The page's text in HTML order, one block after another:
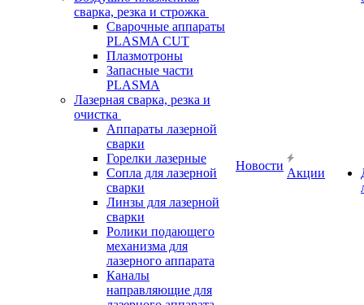
сварка, резка и строжка
Сварочные аппараты
PLASMA CUT
Плазмотроны
Запасные части
PLASMA
Лазерная сварка, резка и
очистка
Аппараты лазерной
сварки
Горелки лазерные
Сопла для лазерной
сварки
Линзы для лазерной
сварки
Ролики подающего
механизма для
лазерного аппарата
Каналы
направляющие для
Новости
Акции